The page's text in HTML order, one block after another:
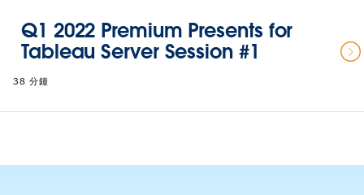
Q1 2022 Premium Presents for
Tableau Server Session #1
38 分鐘